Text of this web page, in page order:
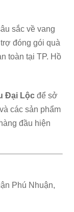
sắc về vang
đóng gói quà
toàn tại TP. Hồ
Đại Lộc để sở
các sản phẩm
đầu hiện
Phú Nhuận,